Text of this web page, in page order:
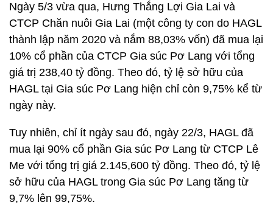
Ngày 5/3 vừa qua, Hưng Thắng Lợi Gia Lai và
CTCP Chăn nuôi Gia Lai (một công ty con do HAGL
thành lập năm 2020 và nắm 88,03% vốn) đã mua lại
10% cổ phần của CTCP Gia súc Pơ Lang với tổng
giá trị 238,40 tỷ đồng. Theo đó, tỷ lệ sở hữu của
HAGL tại Gia súc Pơ Lang hiện chỉ còn 9,75% kể từ
ngày này.
Tuy nhiên, chỉ ít ngày sau đó, ngày 22/3, HAGL đã
mua lại 90% cổ phần Gia súc Pơ Lang từ CTCP Lê
Me với tổng trị giá 2.145,600 tỷ đồng. Theo đó, tỷ lệ
sở hữu của HAGL trong Gia súc Pơ Lang tăng từ
9,7% lên 99,75%.